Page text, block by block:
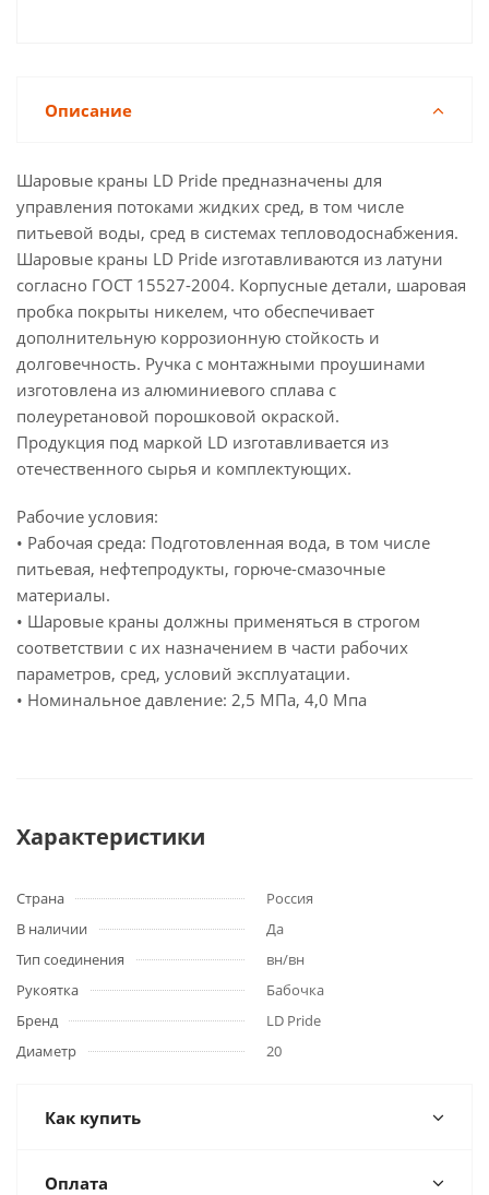
Описание
Шаровые краны LD Pride предназначены для
управления потоками жидких сред, в том числе
питьевой воды, сред в системах тепловодоснабжения.
Шаровые краны LD Pride изготавливаются из латуни
согласно ГОСТ 15527-2004. Корпусные детали, шаровая
пробка покрыты никелем, что обеспечивает
дополнительную коррозионную стойкость и
долговечность. Ручка с монтажными проушинами
изготовлена из алюминиевого сплава с
полеуретановой порошковой окраской.
Продукция под маркой LD изготавливается из
отечественного сырья и комплектующих.
Рабочие условия:
• Рабочая среда: Подготовленная вода, в том числе
питьевая, нефтепродукты, горюче-смазочные
материалы.
• Шаровые краны должны применяться в строгом
соответствии с их назначением в части рабочих
параметров, сред, условий эксплуатации.
• Номинальное давление: 2,5 МПа, 4,0 Мпа
Характеристики
Страна
Россия
В наличии
Да
Тип соединения
вн/вн
Рукоятка
Бабочка
Бренд
LD Pride
Диаметр
20
Как купить
Оплата